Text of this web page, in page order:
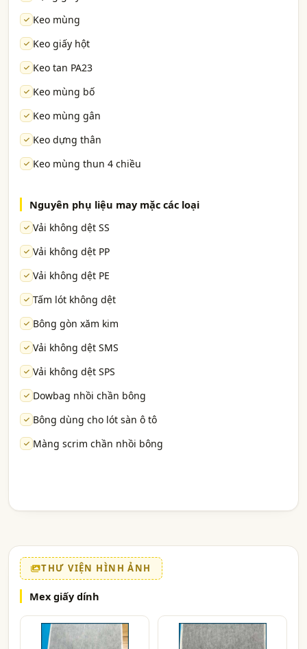
Keo mùng
Keo giấy hột
Keo tan PA23
Keo mùng bố
Keo mùng gân
Keo dựng thân
Keo mùng thun 4 chiều
Nguyên phụ liệu may mặc các loại
Vải không dệt SS
Vải không dệt PP
Vải không dệt PE
Tấm lót không dệt
Bông gòn xăm kim
Vải không dệt SMS
Vải không dệt SPS
Dowbag nhồi chần bông
Bông dùng cho lót sàn ô tô
Màng scrim chần nhồi bông
THƯ VIỆN HÌNH ẢNH
Mex giấy dính